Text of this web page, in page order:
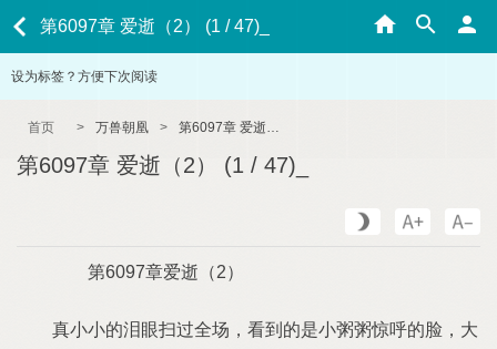
第6097章 爱逝（2） (1 / 47)_
设为标签？方便下次阅读
首页 > 万兽朝凰 > 第6097章 爱逝（2） (1 / 47)_
第6097章 爱逝（2） (1 / 47)_
第6097章爱逝（2）
真小小的泪眼扫过全场，看到的是小粥粥惊呼的脸，大